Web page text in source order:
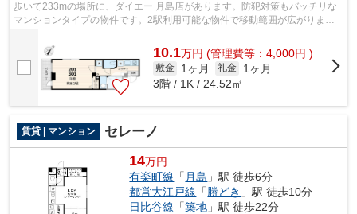
歩いて233mの場所に、ダイエー 月島店があります。防犯対策もバッチリな
マンションタイプの物件です。2駅利用可能な物件で移動範囲が広がりま
10.1万円 (管理費等：4,000円 )
敷金 1ヶ月 礼金
1ヶ月
3階 / 1K / 24.52㎡
賃貸 | マンション セレーノ
14万円
有楽町線 「 月島 」駅 徒歩6分
都営大江戸線 「 勝どき 」駅 徒歩10分
日比谷線 「築地 」駅 徒歩22分